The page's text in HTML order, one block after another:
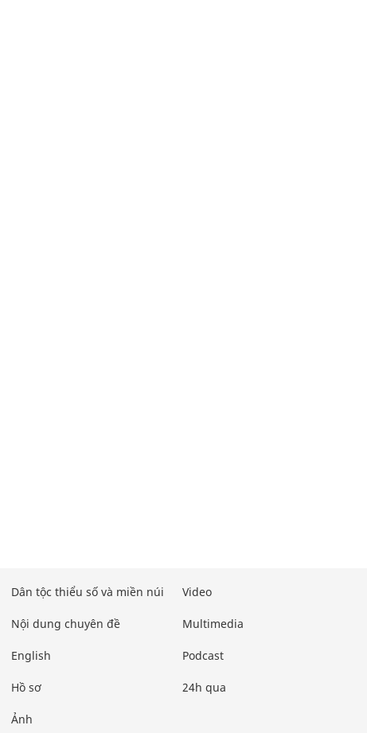
Dân tộc thiểu số và miền núi
Nội dung chuyên đề
English
Hồ sơ
Ảnh
Video
Multimedia
Podcast
24h qua